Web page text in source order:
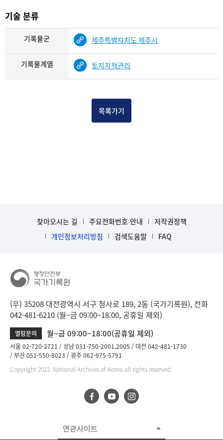
기술 분류
기록물군 제주특별자치도 제주시
기록물계열 토지지적관리
목록가기
찾아오시는 길 주요전화번호 안내
저작권정책
개인정보처리방침
검색도움말 FAQ
(우) 35208 대전광역시 서구 청사로 189, 2동 (국가기록원), 전화
042-481-6210 (월~금 09:00~18:00, 공휴일 제외)
열람문의 월~금 09:00~18:00(공휴일 제외)
서울 02-720-2721 성남 031-750-2001,2005
대전 042-481-1730
부산 051-550-8023
광주 062-975-5791
Copyright 2022. National Archives of Korea all rights reserved.
연관사이트